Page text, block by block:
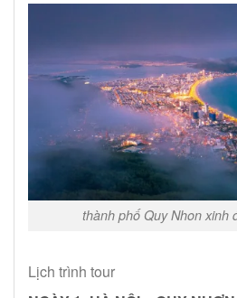
thành phố Quy Nhon xinh
Lịch trình tour